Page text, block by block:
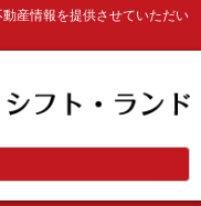
産情報を提供させていただい